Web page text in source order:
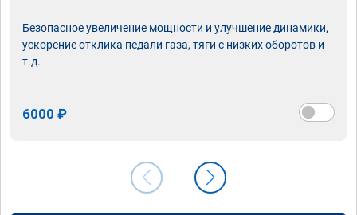
Безопасное увеличение мощности и улучшение динамики,
ускорение отклика педали газа, тяги с низких оборотов и
т.д.
6000 ₽